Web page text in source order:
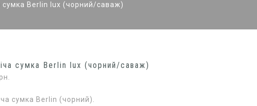
сумка Berlin lux (чорний/саваж)
сумка Berlin lux (чорний/саваж)
сумка Berlin (чорний).